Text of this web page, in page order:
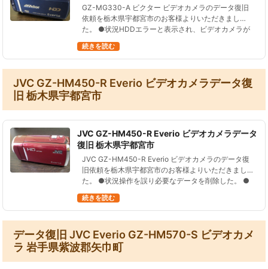
GZ-MG330-A ビクター ビデオカメラのデータ復旧
依頼を栃木県宇都宮市のお客様よりいただきまし
た。 ●状況HDDエラーと表示され、ビデオカメラが
画ファイル、総再生時間…
続きを読む
JVC GZ-HM450-R Everio ビデオカメラデータ復
旧 栃木県宇都宮市
JVC GZ-HM450-R Everio ビデオカメラデータ
復旧 栃木県宇都宮市
JVC GZ-HM450-R Everio ビデオカメラのデータ復
旧依頼を栃木県宇都宮市のお客様よりいただきまし
た。 ●状況操作を誤り必要なデータを削除した。 ●
時間およそ５…
続きを読む
データ復旧 JVC Everio GZ-HM570-S ビデオカメ
ラ 岩手県紫波郡矢巾町